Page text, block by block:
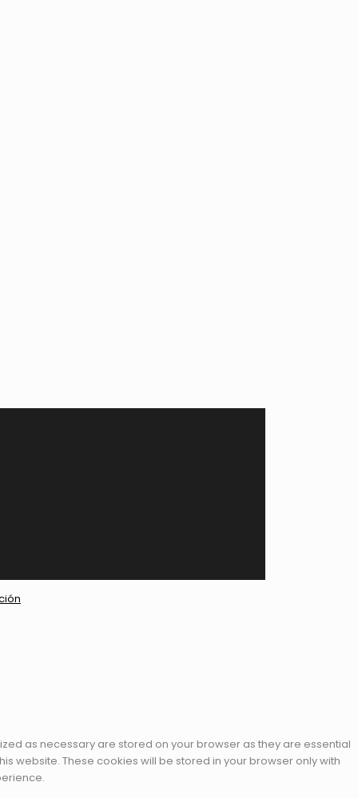
as necessary are stored on your browser as they are essential
website. These cookies will be stored in your browser only with